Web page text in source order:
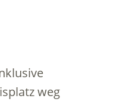
weg